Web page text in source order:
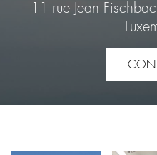
11 rue Jean